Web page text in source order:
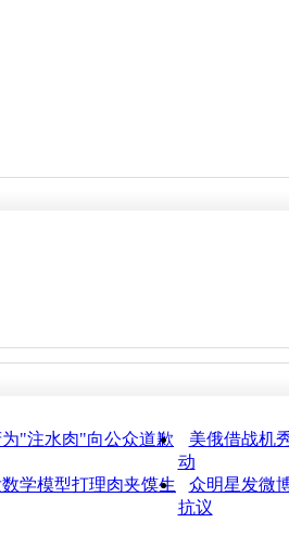
"注水肉"向公众道歉
美俄借战机
动
学模型打理肉夹馍生
众明星发微
抗议